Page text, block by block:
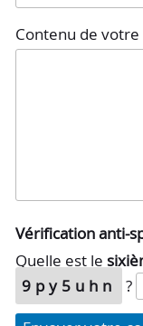
Contenu de
Vérification anti-
Quelle est le
9py5uhn
?